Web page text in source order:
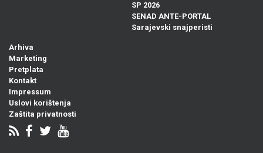
SP 2026
SENAD ANTE-PORTAL
Sarajevski snajperisti
Arhiva
Marketing
Pretplata
Kontakt
Impressum
Uslovi korištenja
Zaštita privatnosti